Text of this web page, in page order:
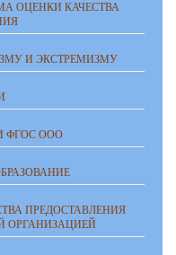
ОЦЕНКИ КАЧЕСТВА
И ЭКСТРЕМИЗМУ
ФГОС ООО
ПРЕДОСТАВЛЕНИЯ
ОРГАНИЗАЦИЕЙ